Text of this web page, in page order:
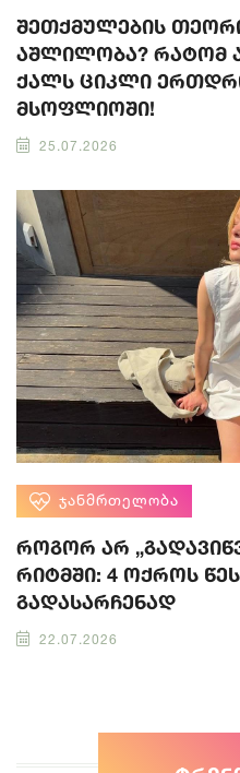
შეთქმულების
აშლილობა? რატომ
ქალს ციკლი
მსოფლიოში!
25.07.2026
ᲯᲐᲜᲛᲠᲗᲔᲚᲝᲑᲐ
როგორ არ
რიტმში: 4 ოქროს
გადასარჩენად
22.07.2026